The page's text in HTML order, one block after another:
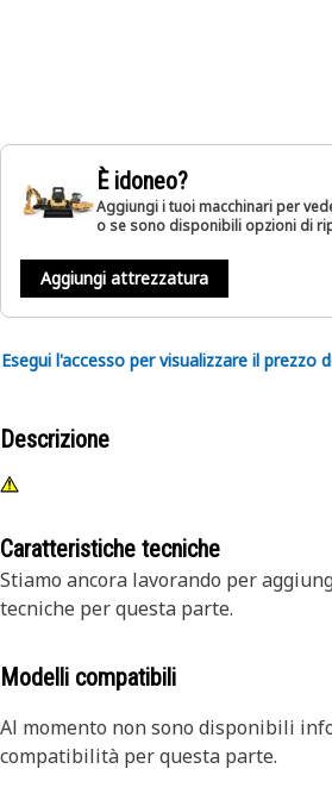
È idoneo?
Aggiungi i tuoi macchinari per
o se sono disponibili opzioni di
Aggiungi attrezzatura
Esegui l'accesso per visualizzare il prezzo
Descrizione
Caratteristiche tecniche
Stiamo ancora lavorando per
tecniche per questa parte.
Modelli compatibili
Al momento non sono disponibili
compatibilità per questa parte.